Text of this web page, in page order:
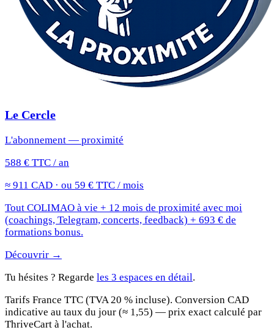
Le Cercle
L'abonnement — proximité
588 € TTC / an
≈ 911 CAD · ou 59 € TTC / mois
Tout COLIMAO à vie + 12 mois de proximité avec moi
(coachings, Telegram, concerts, feedback) + 693 € de
formations bonus.
Découvrir →
Tu hésites ? Regarde les 3 espaces en détail.
Tarifs France TTC (TVA 20 % incluse). Conversion CAD
indicative au taux du jour (≈ 1,55) — prix exact calculé par
ThriveCart à l'achat.